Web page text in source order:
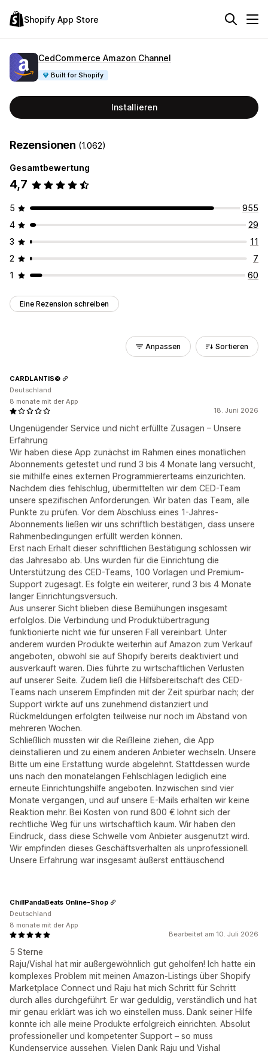
Shopify App Store
CedCommerce Amazon Channel
Built for Shopify
Installieren
Rezensionen (1.062)
Gesamtbewertung
4,7
5
955
4
29
3
11
2
7
1
60
Eine Rezension schreiben
Anpassen Sortieren
18. Juni 2026
Ungenügender Service und nicht erfüllte Zusagen – Unsere
Erfahrung
Wir haben diese App zunächst im Rahmen eines monatlichen
Abonnements getestet und rund 3 bis 4 Monate lang versucht,
sie mithilfe eines externen Programmiererteams einzurichten.
Nachdem dies fehlschlug, übermittelten wir dem CED-Team
unsere spezifischen Anforderungen. Wir baten das Team, alle
Punkte zu prüfen. Vor dem Abschluss eines 1-Jahres-
Abonnements ließen wir uns schriftlich bestätigen, dass unsere
Rahmenbedingungen erfüllt werden können.
Erst nach Erhalt dieser schriftlichen Bestätigung schlossen wir
das Jahresabo ab. Uns wurden für die Einrichtung die
Unterstützung des CED-Teams, 100 Vorlagen und Premium-
Support zugesagt. Es folgte ein weiterer, rund 3 bis 4 Monate
langer Einrichtungsversuch.
Aus unserer Sicht blieben diese Bemühungen insgesamt
erfolglos. Die Verbindung und Produktübertragung
funktionierte nicht wie für unseren Fall vereinbart. Unter
anderem wurden Produkte weiterhin auf Amazon zum Verkauf
angeboten, obwohl sie auf Shopify bereits deaktiviert und
ausverkauft waren. Dies führte zu wirtschaftlichen Verlusten
auf unserer Seite. Zudem ließ die Hilfsbereitschaft des CED-
Teams nach unserem Empfinden mit der Zeit spürbar nach; der
Support wirkte auf uns zunehmend distanziert und
Rückmeldungen erfolgten teilweise nur noch im Abstand von
mehreren Wochen.
Schließlich mussten wir die Reißleine ziehen, die App
deinstallieren und zu einem anderen Anbieter wechseln. Unsere
Bitte um eine Erstattung wurde abgelehnt. Stattdessen wurde
uns nach den monatelangen Fehlschlägen lediglich eine
erneute Einrichtungshilfe angeboten. Inzwischen sind vier
Monate vergangen, und auf unsere E-Mails erhalten wir keine
Reaktion mehr. Bei Kosten von rund 800 € lohnt sich der
rechtliche Weg für uns wirtschaftlich kaum. Wir haben den
Eindruck, dass diese Schwelle vom Anbieter ausgenutzt wird.
Wir empfinden dieses Geschäftsverhalten als unprofessionell.
Unsere Erfahrung war insgesamt äußerst enttäuschend
CARDLANTIS©
Deutschland
8 monate mit der App
Bearbeitet am 10. Juli 2026
5 Sterne
Raju/Vishal hat mir außergewöhnlich gut geholfen! Ich hatte ein
komplexes Problem mit meinen Amazon-Listings über Shopify
Marketplace Connect und Raju hat mich Schritt für Schritt
durch alles durchgeführt. Er war geduldig, verständlich und hat
mir genau erklärt was ich wo einstellen muss. Dank seiner Hilfe
konnte ich alle meine Produkte erfolgreich einrichten. Absolut
professioneller und kompetenter Support – so muss
Kundenservice aussehen. Vielen Dank Raju und Vishal
ChillPandaBeats Online-Shop
Deutschland
8 monate mit der App